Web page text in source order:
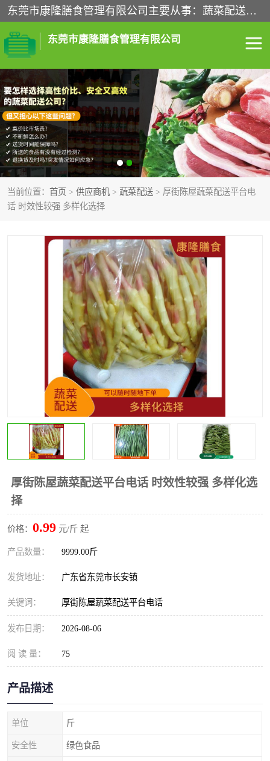
东莞市康隆膳食管理有限公司主要从事：蔬菜配送、食堂承包、企业工厂食堂承包、机关单位食堂承包、调味品配送、粮油配送、干货配送、副食配送、水果配送、海鲜配送等业务，东莞蔬菜配送电话，咨询在线客服。
东莞市康隆膳食管理有限公司
当前位置： 首页 > 供应商机 > 蔬菜配送 > 厚街陈屋蔬菜配送平台电
话 时效性较强 多样化选择
厚街陈屋蔬菜配送平台电话 时效性较强 多样化选
择
价格： 0.99 元/斤 起
产品数量： 9999.00斤
发货地址： 广东省东莞市长安镇
关键词： 厚街陈屋蔬菜配送平台电话
发布日期： 2026-08-06
阅 读 量： 75
产品描述
单位 斤
安全性 绿色食品
食堂承包 蔬菜配送
粮油配送 鲜肉配送
海鲜配送 食材配送
调料配送 企业工厂食堂承包
副食配送